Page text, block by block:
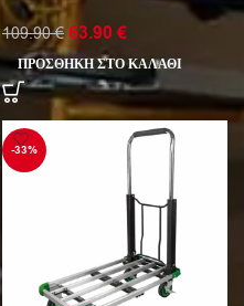
109.90€ 63.90€
ΠΡΟΣΘΉΚΗ ΣΤΟ ΚΑΛΆΘΙ
-33%